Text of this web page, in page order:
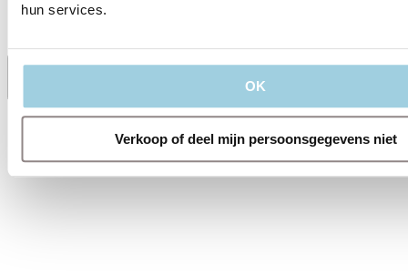
hun services.
OK
Verkoop of deel mijn persoonsgegevens niet